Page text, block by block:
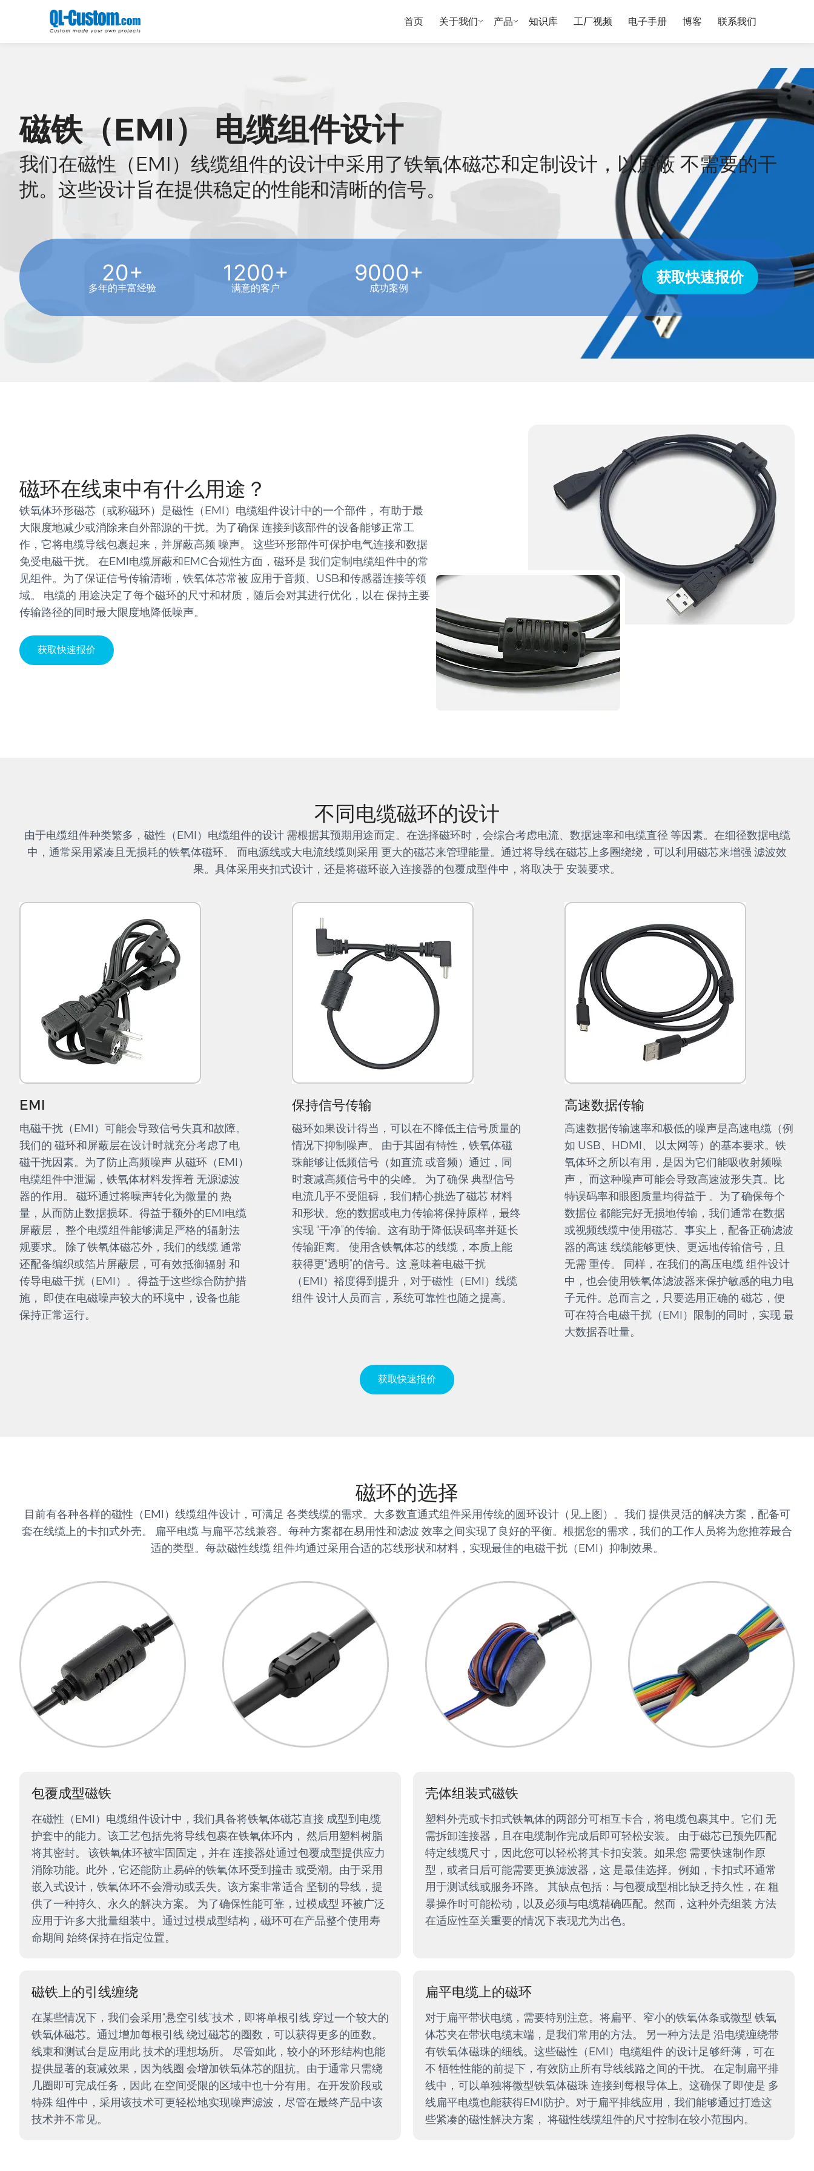
首页 关于我们 产品 知识库 工厂视频 电子手册 博客 联系我们
磁铁（EMI） 电缆组件设计
我们在磁性（EMI）线缆组件的设计中采用了铁氧体磁芯和定制设计，以屏蔽 不需要的干
扰。这些设计旨在提供稳定的性能和清晰的信号。
20+
多年的丰富经验
1200+
满意的客户
9000+
成功案例
获取快速报价
磁环在线束中有什么用途？
铁氧体环形磁芯（或称磁环）是磁性（EMI）电缆组件设计中的一个部件， 有助于最
大限度地减少或消除来自外部源的干扰。为了确保 连接到该部件的设备能够正常工
作，它将电缆导线包裹起来，并屏蔽高频 噪声。 这些环形部件可保护电气连接和数据
免受电磁干扰。 在EMI电缆屏蔽和EMC合规性方面，磁环是 我们定制电缆组件中的常
见组件。为了保证信号传输清晰，铁氧体芯常被 应用于音频、USB和传感器连接等领
域。 电缆的 用途决定了每个磁环的尺寸和材质，随后会对其进行优化，以在 保持主要
传输路径的同时最大限度地降低噪声。
获取快速报价
不同电缆磁环的设计
由于电缆组件种类繁多，磁性（EMI）电缆组件的设计 需根据其预期用途而定。在选择磁环时，会综合考虑电流、数据速率和电缆直径 等因素。在细径数据电缆
中，通常采用紧凑且无损耗的铁氧体磁环。 而电源线或大电流线缆则采用 更大的磁芯来管理能量。通过将导线在磁芯上多圈绕绕，可以利用磁芯来增强 滤波效
果。具体采用夹扣式设计，还是将磁环嵌入连接器的包覆成型件中，将取决于 安装要求。
EMI
电磁干扰（EMI）可能会导致信号失真和故障。
我们的 磁环和屏蔽层在设计时就充分考虑了电
磁干扰因素。为了防止高频噪声 从磁环（EMI）
电缆组件中泄漏，铁氧体材料发挥着 无源滤波
器的作用。 磁环通过将噪声转化为微量的 热
量，从而防止数据损坏。得益于额外的EMI电缆
屏蔽层， 整个电缆组件能够满足严格的辐射法
规要求。 除了铁氧体磁芯外，我们的线缆 通常
还配备编织或箔片屏蔽层，可有效抵御辐射 和
传导电磁干扰（EMI）。得益于这些综合防护措
施， 即使在电磁噪声较大的环境中，设备也能
保持正常运行。
保持信号传输
磁环如果设计得当，可以在不降低主信号质量的
情况下抑制噪声。 由于其固有特性，铁氧体磁
珠能够让低频信号（如直流 或音频）通过，同
时衰减高频信号中的尖峰。 为了确保 典型信号
电流几乎不受阻碍，我们精心挑选了磁芯 材料
和形状。您的数据或电力传输将保持原样，最终
实现 “干净”的传输。这有助于降低误码率并延长
传输距离。 使用含铁氧体芯的线缆，本质上能
获得更“透明”的信号。这 意味着电磁干扰
（EMI）裕度得到提升，对于磁性（EMI）线缆
组件 设计人员而言，系统可靠性也随之提高。
高速数据传输
高速数据传输速率和极低的噪声是高速电缆（例
如 USB、HDMI、 以太网等）的基本要求。铁
氧体环之所以有用，是因为它们能吸收射频噪
声， 而这种噪声可能会导致高速波形失真。比
特误码率和眼图质量均得益于 。为了确保每个
数据位 都能完好无损地传输，我们通常在数据
或视频线缆中使用磁芯。事实上，配备正确滤波
器的高速 线缆能够更快、更远地传输信号，且
无需 重传。 同样，在我们的高压电缆 组件设计
中，也会使用铁氧体滤波器来保护敏感的电力电
子元件。总而言之，只要选用正确的 磁芯，便
可在符合电磁干扰（EMI）限制的同时，实现 最
大数据吞吐量。
获取快速报价
磁环的选择
目前有各种各样的磁性（EMI）线缆组件设计，可满足 各类线缆的需求。大多数直通式组件采用传统的圆环设计（见上图）。我们 提供灵活的解决方案，配备可
套在线缆上的卡扣式外壳。 扁平电缆 与扁平芯线兼容。每种方案都在易用性和滤波 效率之间实现了良好的平衡。根据您的需求，我们的工作人员将为您推荐最合
适的类型。每款磁性线缆 组件均通过采用合适的芯线形状和材料，实现最佳的电磁干扰（EMI）抑制效果。
包覆成型磁铁
在磁性（EMI）电缆组件设计中，我们具备将铁氧体磁芯直接 成型到电缆
护套中的能力。该工艺包括先将导线包裹在铁氧体环内， 然后用塑料树脂
将其密封。 该铁氧体环被牢固固定，并在 连接器处通过包覆成型提供应力
消除功能。此外，它还能防止易碎的铁氧体环受到撞击 或受潮。由于采用
嵌入式设计，铁氧体环不会滑动或丢失。该方案非常适合 坚韧的导线，提
供了一种持久、永久的解决方案。 为了确保性能可靠，过模成型 环被广泛
应用于许多大批量组装中。通过过模成型结构，磁环可在产品整个使用寿
命期间 始终保持在指定位置。
壳体组装式磁铁
塑料外壳或卡扣式铁氧体的两部分可相互卡合，将电缆包裹其中。它们 无
需拆卸连接器，且在电缆制作完成后即可轻松安装。 由于磁芯已预先匹配
特定线缆尺寸，因此您可以轻松将其卡扣安装。如果您 需要快速制作原
型，或者日后可能需要更换滤波器，这 是最佳选择。例如，卡扣式环通常
用于测试线或服务环路。 其缺点包括：与包覆成型相比缺乏持久性，在 粗
暴操作时可能松动，以及必须与电缆精确匹配。然而，这种外壳组装 方法
在适应性至关重要的情况下表现尤为出色。
磁铁上的引线缠绕
在某些情况下，我们会采用“悬空引线”技术，即将单根引线 穿过一个较大的
铁氧体磁芯。通过增加每根引线 绕过磁芯的圈数，可以获得更多的匝数。
线束和测试台是应用此 技术的理想场所。 尽管如此，较小的环形结构也能
提供显著的衰减效果，因为线圈 会增加铁氧体芯的阻抗。由于通常只需绕
几圈即可完成任务，因此 在空间受限的区域中也十分有用。在开发阶段或
特殊 组件中，采用该技术可更轻松地实现噪声滤波，尽管在最终产品中该
技术并不常见。
扁平电缆上的磁环
对于扁平带状电缆，需要特别注意。将扁平、窄小的铁氧体条或微型 铁氧
体芯夹在带状电缆末端，是我们常用的方法。 另一种方法是 沿电缆缠绕带
有铁氧体磁珠的细线。这些磁性（EMI）电缆组件 的设计足够纤薄，可在
不 牺牲性能的前提下，有效防止所有导线线路之间的干扰。 在定制扁平排
线中，可以单独将微型铁氧体磁珠 连接到每根导体上。这确保了即使是 多
线扁平电缆也能获得EMI防护。对于扁平排线应用，我们能够通过打造这
些紧凑的磁性解决方案， 将磁性线缆组件的尺寸控制在较小范围内。